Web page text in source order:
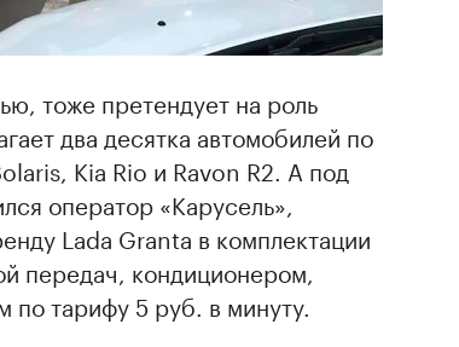
тоже претендует на роль
два десятка автомобилей по
Kia Rio и Ravon R2. А под
оператор «Карусель»,
Lada Granta в комплектации
передач, кондиционером,
по тарифу 5 руб. в минуту.